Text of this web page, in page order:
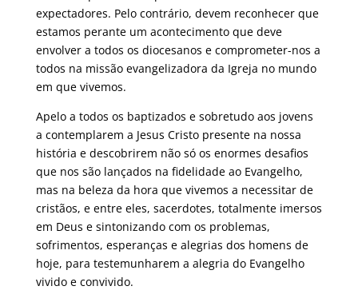
expectadores. Pelo contrário, devem reconhecer que
estamos perante um acontecimento que deve
envolver a todos os diocesanos e comprometer-nos a
todos na missão evangelizadora da Igreja no mundo
em que vivemos.
Apelo a todos os baptizados e sobretudo aos jovens
a contemplarem a Jesus Cristo presente na nossa
história e descobrirem não só os enormes desafios
que nos são lançados na fidelidade ao Evangelho,
mas na beleza da hora que vivemos a necessitar de
cristãos, e entre eles, sacerdotes, totalmente imersos
em Deus e sintonizando com os problemas,
sofrimentos, esperanças e alegrias dos homens de
hoje, para testemunharem a alegria do Evangelho
vivido e convivido.